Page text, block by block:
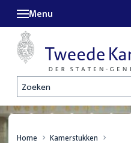
Zoeken
Menu
Home
Kamerstukken